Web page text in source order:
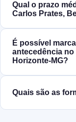
Qual o prazo
Carlos Prates,
É possível
antecedência
Horizonte‑MG?
Quais são as